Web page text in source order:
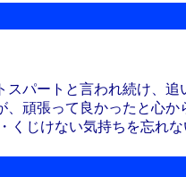
スパートと言われ続け、追
、頑張って良かったと心か
くじけない気持ちを忘れ